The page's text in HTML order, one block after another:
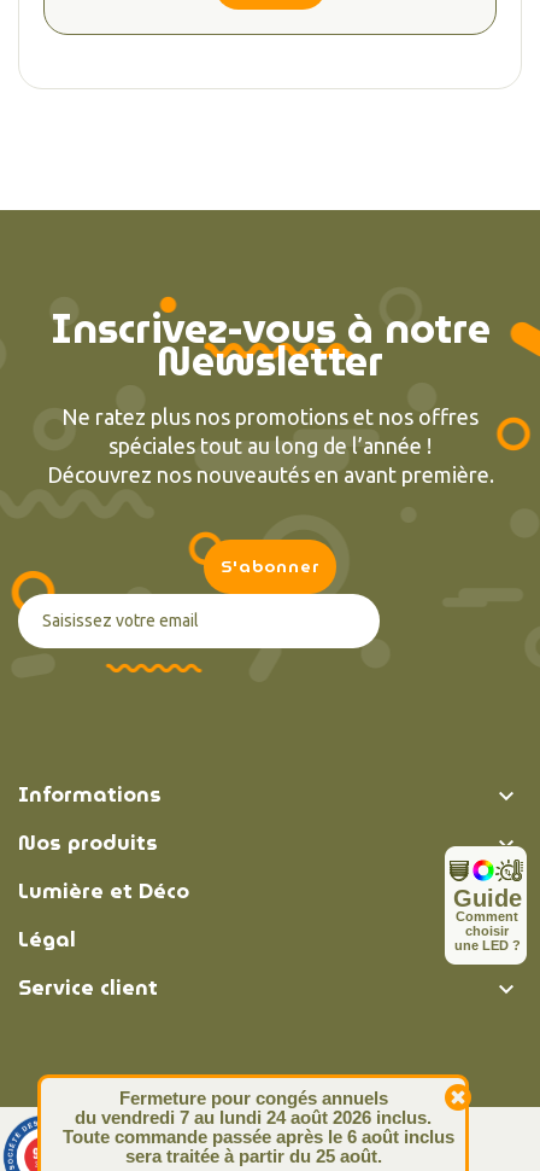
Inscrivez-vous à notre
Newsletter
Ne ratez plus nos promotions et nos offres
spéciales tout au long de l’année !
Découvrez nos nouveautés en avant première.
Informations 
Nos produits 
Lumière et Déco 
Légal 
Service client 
© Lumière et Déco | 2026
Comment
choisir
une LED ?
Guide
Fermeture pour congés annuels
du vendredi 7 au lundi 24 août 2026 inclus.
Toute commande passée après le 6 août inclus
sera traitée à partir du 25 août.
9.4
313 avis